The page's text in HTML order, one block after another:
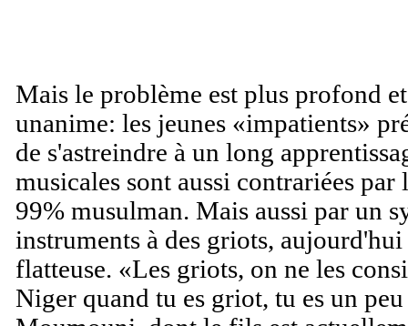
Mais le problème est plus profond
unanime: les jeunes «impatients»
de s'astreindre à un long
musicales sont aussi contrariées
99% musulman. Mais aussi par un
instruments à des griots,
flatteuse. «Les griots, on ne les
Niger quand tu es griot, tu es un